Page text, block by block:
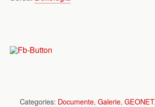
Categories: Documente, Galerie, GEONET,